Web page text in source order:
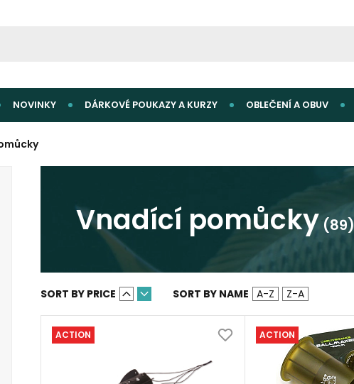
NOVINKY DÁRKOVÉ POUKAZY A KURZY OBLEČENÍ A OBUV
Vnadící pomůcky (89)
SORT BY PRICE SORT BY NAME A-Z Z-A
ACTION ACTION